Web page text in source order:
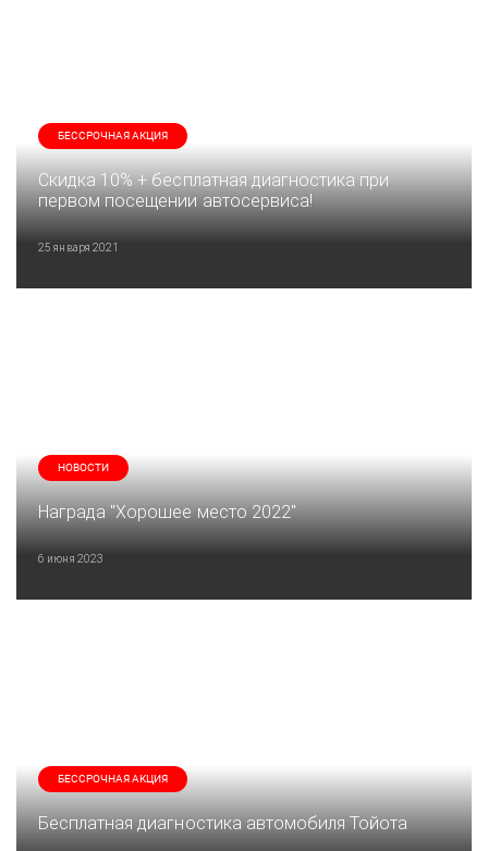
БЕССРОЧНАЯ АКЦИЯ
Скидка 10% + бесплатная диагностика при
первом посещении автосервиса!
25 января 2021
НОВОСТИ
Награда "Хорошее место 2022"
6 июня 2023
БЕССРОЧНАЯ АКЦИЯ
Бесплатная диагностика автомобиля Тойота